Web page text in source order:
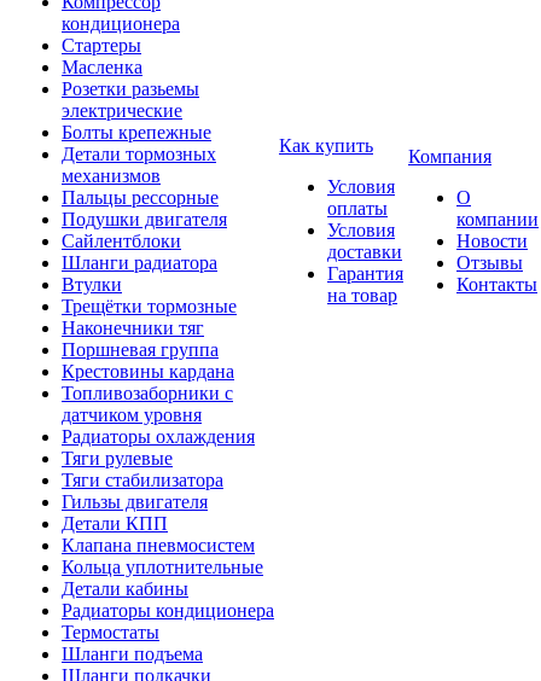
кондиционера
Стартеры
Масленка
Розетки разьемы
электрические
Болты крепежные
Детали тормозных
механизмов
Пальцы рессорные
Подушки двигателя
Сайлентблоки
Шланги радиатора
Втулки
Трещётки тормозные
Наконечники тяг
Поршневая группа
Крестовины кардана
Топливозаборники с
датчиком уровня
Радиаторы охлаждения
Тяги рулевые
Тяги стабилизатора
Гильзы двигателя
Детали КПП
Клапана пневмосистем
Кольца уплотнительные
Детали кабины
Радиаторы кондиционера
Термостаты
Шланги подъема
Шланги подкачки
Как купить
Условия
оплаты
Условия
доставки
Гарантия
на товар
Компания
О
компании
Новости
Отзывы
Контакты